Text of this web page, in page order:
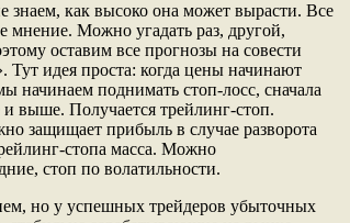
знаем, как высоко она может вырасти. Все
мнение. Можно угадать раз, другой,
оставим все прогнозы на совести
Тут идея проста: когда цены начинают
начинаем поднимать стоп-лосс, сначала
выше. Получается трейлинг-стоп.
защищает прибыль в случае разворота
стопа масса. Можно
стоп по волатильности.
но у успешных трейдеров убыточных